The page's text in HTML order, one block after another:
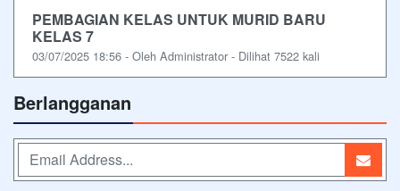
PEMBAGIAN KELAS UNTUK MURID BARU
KELAS 7
03/07/2025 18:56 - Oleh Administrator - Dilihat 7522 kali
Berlangganan